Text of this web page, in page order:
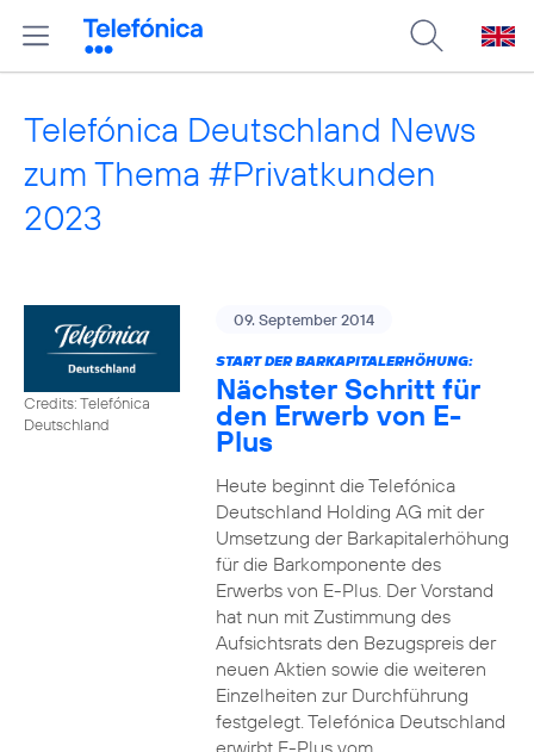
Telefónica Deutschland News
zum Thema #Privatkunden
2023
Credits: Telefónica
Deutschland
09. September 2014
START DER BARKAPITALERHÖHUNG:
Nächster Schritt für
den Erwerb von E-
Plus
Heute beginnt die Telefónica
Deutschland Holding AG mit der
Umsetzung der Barkapitalerhöhung
für die Barkomponente des
Erwerbs von E-Plus. Der Vorstand
hat nun mit Zustimmung des
Aufsichtsrats den Bezugspreis der
neuen Aktien sowie die weiteren
Einzelheiten zur Durchführung
festgelegt. Telefónica Deutschland
erwirbt E-Plus vom